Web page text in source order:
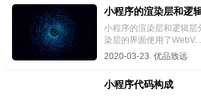
小程序的渲染层和逻
小程序的渲染层和逻辑层
染层的界面使用了WebV...
2020-03-23 优品致远
小程序代码构成